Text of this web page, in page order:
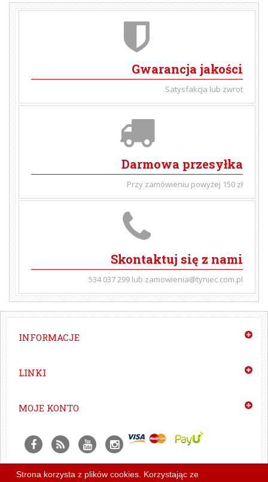
Gwarancja jakości
Satysfakcja lub zwrot
Darmowa przesyłka
Przy zamówieniu powyżej 150 zł
Skontaktuj się z nami
534 037 299 lub zamowienia@tyniec.com.pl
INFORMACJE
LINKI
MOJE KONTO
Strona korzysta z plików cookies. Korzystając ze